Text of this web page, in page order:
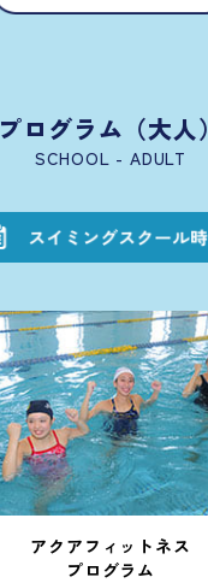
プログラム（大人）
SCHOOL - ADULT
アクアフィットネス
プログラム